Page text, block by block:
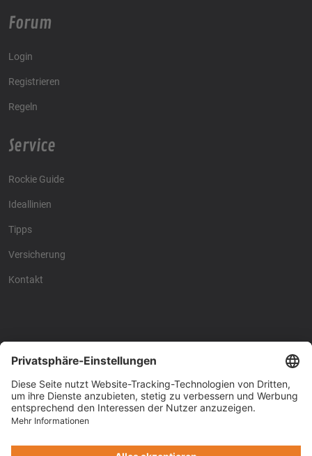
Forum
Login
Registrieren
Regeln
Service
Rockie Guide
Ideallinien
Tipps
Versicherung
Kontakt
Racing4fun - Alles über
Racing4fun - Alles über